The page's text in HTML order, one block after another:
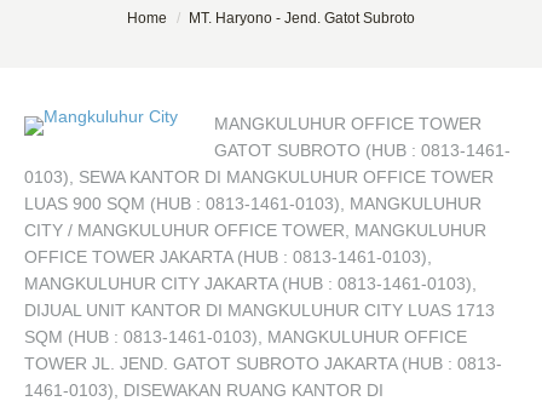
Home MT. Haryono - Jend. Gatot Subroto
MANGKULUHUR OFFICE TOWER
GATOT SUBROTO (HUB : 0813-1461-
0103), SEWA KANTOR DI MANGKULUHUR OFFICE TOWER
LUAS 900 SQM (HUB : 0813-1461-0103), MANGKULUHUR
CITY / MANGKULUHUR OFFICE TOWER, MANGKULUHUR
OFFICE TOWER JAKARTA (HUB : 0813-1461-0103),
MANGKULUHUR CITY JAKARTA (HUB : 0813-1461-0103),
DIJUAL UNIT KANTOR DI MANGKULUHUR CITY LUAS 1713
SQM (HUB : 0813-1461-0103), MANGKULUHUR OFFICE
TOWER JL. JEND. GATOT SUBROTO JAKARTA (HUB : 0813-
1461-0103), DISEWAKAN RUANG KANTOR DI